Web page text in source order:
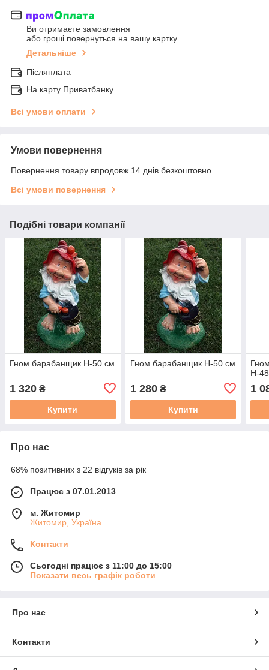
Ви отримаєте замовлення
або гроші повернуться на вашу картку
Детальніше
Післяплата
На карту Приватбанку
Всі умови оплати
Умови повернення
Повернення товару впродовж 14 днів безкоштовно
Всі умови повернення
Подібні товари компанії
Гном барабанщик H-50 см
1 320 ₴
Купити
Гном барабанщик H-50 см
1 280₴
Купити
H-
1
Про нас
68% позитивних з 22 відгуків за рік
Працює з 07.01.2013
м. Житомир
Житомир, Україна
Контакти
Сьогодні працює з 11:00 до 15:00
Показати весь графік роботи
Про нас
Контакти